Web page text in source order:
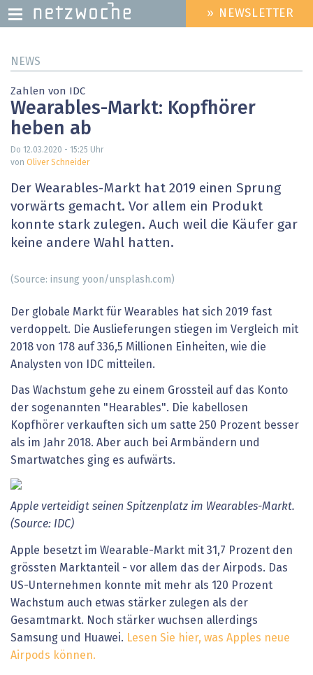
zum
HEADER
MENU
» NEWSLETTER
NEWS
Zahlen von IDC
Wearables-Markt: Kopfhörer
heben ab
Do 12.03.2020 - 15:25 Uhr
von Oliver Schneider
Der Wearables-Markt hat 2019 einen Sprung
vorwärts gemacht. Vor allem ein Produkt
konnte stark zulegen. Auch weil die Käufer gar
keine andere Wahl hatten.
(Source: insung yoon/unsplash.com)
Der globale Markt für Wearables hat sich 2019 fast
verdoppelt. Die Auslieferungen stiegen im Vergleich mit
2018 von 178 auf 336,5 Millionen Einheiten, wie die
Analysten von IDC mitteilen.
Das Wachstum gehe zu einem Grossteil auf das Konto
der sogenannten "Hearables". Die kabellosen
Kopfhörer verkauften sich um satte 250 Prozent besser
als im Jahr 2018. Aber auch bei Armbändern und
Smartwatches ging es aufwärts.
Apple verteidigt seinen Spitzenplatz im Wearables-Markt.
(Source: IDC)
Apple besetzt im Wearable-Markt mit 31,7 Prozent den
grössten Marktanteil - vor allem das der Airpods. Das
US-Unternehmen konnte mit mehr als 120 Prozent
Wachstum auch etwas stärker zulegen als der
Gesamtmarkt. Noch stärker wuchsen allerdings
Samsung und Huawei. Lesen Sie hier, was Apples neue
Airpods können.